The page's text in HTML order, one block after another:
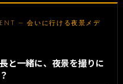
— 会いに行ける夜景メデ
と一緒に、夜景を撮りに